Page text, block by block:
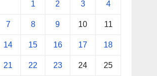
1 2 3 4
7 8 9 10 11
14 15 16 17 18
21 22 23 24 25